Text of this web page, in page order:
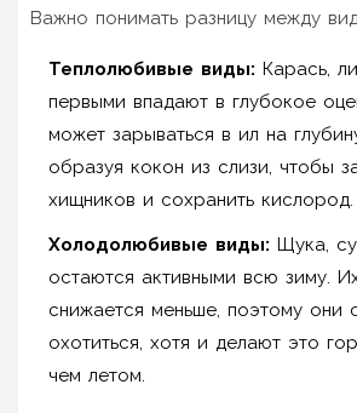
Важно понимать разницу между
Теплолюбивые виды: Карась,
первыми впадают в глубокое
может зарываться в ил на
образуя кокон из слизи, чтобы
хищников и сохранить кислород.
Холодолюбивые виды: Щука,
остаются активными всю зиму.
снижается меньше, поэтому они
охотиться, хотя и делают это
чем летом.